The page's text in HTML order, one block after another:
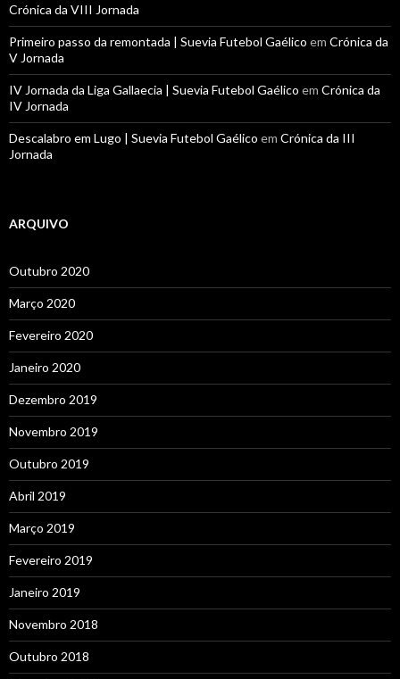
Crónica da VIII Jornada
Primeiro passo da remontada | Suevia Futebol Gaélico em Crónica da
V Jornada
IV Jornada da Liga Gallaecia | Suevia Futebol Gaélico em Crónica da
IV Jornada
Descalabro em Lugo | Suevia Futebol Gaélico em Crónica da III
Jornada
ARQUIVO
Outubro 2020
Março 2020
Fevereiro 2020
Janeiro 2020
Dezembro 2019
Novembro 2019
Outubro 2019
Abril 2019
Março 2019
Fevereiro 2019
Janeiro 2019
Novembro 2018
Outubro 2018